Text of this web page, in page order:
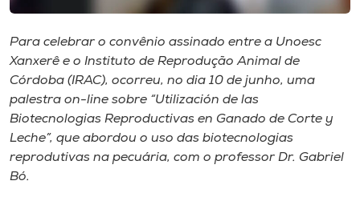
Selecione
o idioma
Para celebrar o convênio assinado entre a Unoesc
Xanxerê e o Instituto de Reprodução Animal de
Córdoba (IRAC), ocorreu, no dia 10 de junho, uma
palestra on-line sobre “Utilización de las
Biotecnologias Reproductivas en Ganado de Corte y
Leche”, que abordou o uso das biotecnologias
reprodutivas na pecuária, com o professor Dr. Gabriel
Bó.